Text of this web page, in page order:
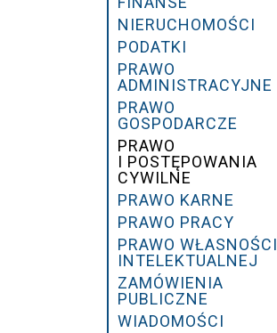
NIERUCHOMOŚCI
PODATKI
PRAWO
ADMINISTRACYJNE
PRAWO
GOSPODARCZE
PRAWO
I POSTĘPOWANIA
CYWILNE
PRAWO KARNE
PRAWO PRACY
PRAWO WŁASNOŚCI
INTELEKTUALNEJ
ZAMÓWIENIA
PUBLICZNE
WIADOMOŚCI